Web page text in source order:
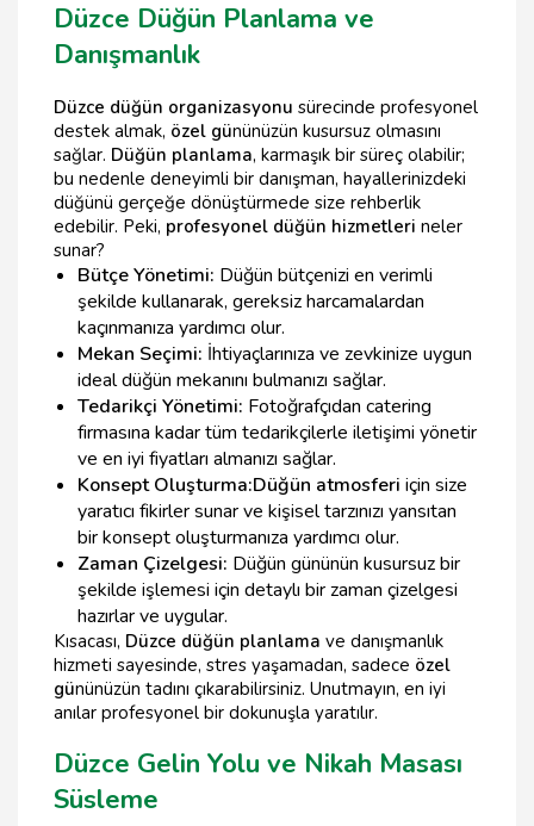
Düzce Düğün Planlama ve
Danışmanlık
Düzce düğün organizasyonu sürecinde profesyonel
destek almak, özel gününüzün kusursuz olmasını
sağlar. Düğün planlama, karmaşık bir süreç olabilir;
bu nedenle deneyimli bir danışman, hayallerinizdeki
düğünü gerçeğe dönüştürmede size rehberlik
edebilir. Peki, profesyonel düğün hizmetleri neler
sunar?
Bütçe Yönetimi: Düğün bütçenizi en verimli
şekilde kullanarak, gereksiz harcamalardan
kaçınmanıza yardımcı olur.
Mekan Seçimi: İhtiyaçlarınıza ve zevkinize uygun
ideal düğün mekanını bulmanızı sağlar.
Tedarikçi Yönetimi: Fotoğrafçıdan catering
firmasına kadar tüm tedarikçilerle iletişimi yönetir
ve en iyi fiyatları almanızı sağlar.
Konsept Oluşturma:Düğün atmosferi için size
yaratıcı fikirler sunar ve kişisel tarzınızı yansıtan
bir konsept oluşturmanıza yardımcı olur.
Zaman Çizelgesi: Düğün gününün kusursuz bir
şekilde işlemesi için detaylı bir zaman çizelgesi
hazırlar ve uygular.
Kısacası, Düzce düğün planlama ve danışmanlık
hizmeti sayesinde, stres yaşamadan, sadece özel
gününüzün tadını çıkarabilirsiniz. Unutmayın, en iyi
anılar profesyonel bir dokunuşla yaratılır.
Düzce Gelin Yolu ve Nikah Masası
Süsleme